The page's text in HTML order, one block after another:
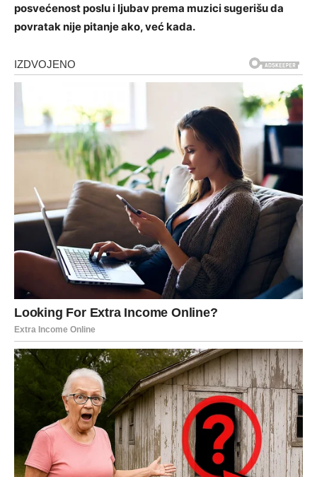
posvećenost poslu i ljubav prema muzici sugerišu da
povratak nije pitanje ako, već kada.